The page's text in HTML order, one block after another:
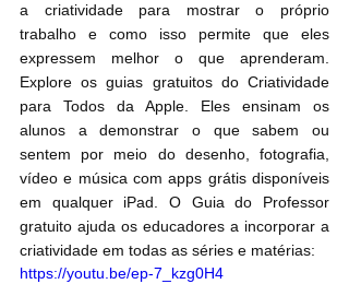
a criatividade para mostrar o próprio
trabalho e como isso permite que eles
expressem melhor o que aprenderam.
Explore os guias gratuitos do Criatividade
para Todos da Apple. Eles ensinam os
alunos a demonstrar o que sabem ou
sentem por meio do desenho, fotografia,
vídeo e música com apps grátis disponíveis
em qualquer iPad. O Guia do Professor
gratuito ajuda os educadores a incorporar a
criatividade em todas as séries e matérias:
https://youtu.be/ep-7_kzg0H4